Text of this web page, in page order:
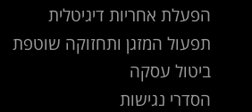
הפעלת אחריות דיגיטלית
תפעול המזגן ותחזוקה שוטפת
ביטול עסקה
הסדרי נגישות